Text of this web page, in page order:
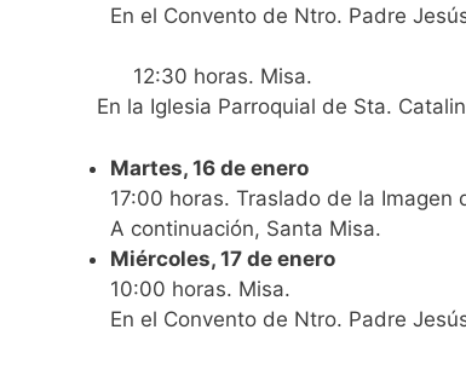
En el Convento de Ntro. Padre
12:30 horas. Misa.
En la Iglesia Parroquial de Sta.
Martes, 16 de enero
17:00 horas. Traslado de la Imagen
A continuación, Santa Misa.
Miércoles, 17 de enero
10:00 horas. Misa.
En el Convento de Ntro. Padre